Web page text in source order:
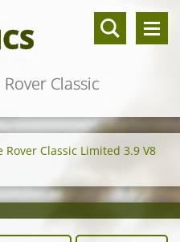
Classic
Rover Classic Limited 3.9 V8